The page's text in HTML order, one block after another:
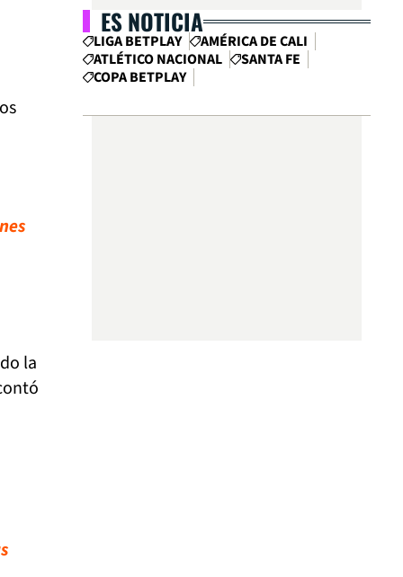
la
ES NOTICIA
LIGA BETPLAY
AMÉRICA DE CALI
ATLÉTICO NACIONAL
SANTA FE
COPA BETPLAY